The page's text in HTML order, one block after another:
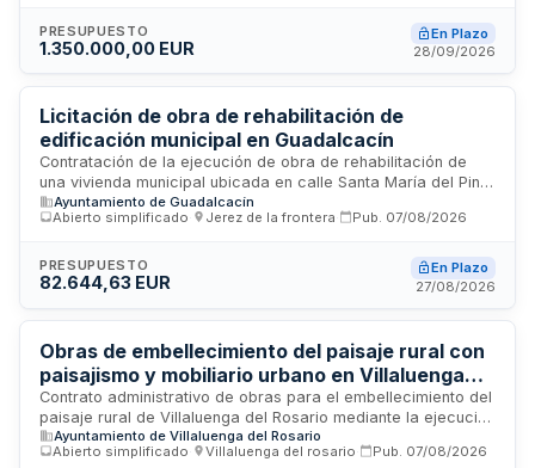
El contrato incluye la gestión ambiental de residuos conforme
a normativa de códigos LER y requiere personal cualificado
específica en instalación de equipos similares.
PRESUPUESTO
1.350.000,00 EUR
En Plazo
28/09/2026
Licitación de obra de rehabilitación de
edificación municipal en Guadalcacín
Contratación de la ejecución de obra de rehabilitación de
una vivienda municipal ubicada en calle Santa María del Pino,
27, en Guadalcacín. La intervención comprende la
consolidación y reparación de la estructura del edificio,
reconstrucción de cerramientos dañados, y retirada de
soleras. El proyecto forma parte de iniciativas de
colonización como valor patrimonial. La financiación corre a
cargo de la Diputación Provincial de Cádiz.
Ayuntamiento de Guadalcacín
Abierto simplificado
Jerez de la frontera Pub. 07/08/2026
PRESUPUESTO
82.644,63 EUR
En Plazo
27/08/2026
Obras de embellecimiento del paisaje rural con
paisajismo y mobiliario urbano en Villaluenga
del Rosario
Contrato administrativo de obras para el embellecimiento del
paisaje rural de Villaluenga del Rosario mediante la ejecución
de trabajos de paisajismo y mobiliario urbano en las distintas
entradas a la población. El proyecto busca mejorar las zonas
Ayuntamiento de Villaluenga del Rosario
Abierto simplificado
Villaluenga del rosario Pub. 07/08/2026